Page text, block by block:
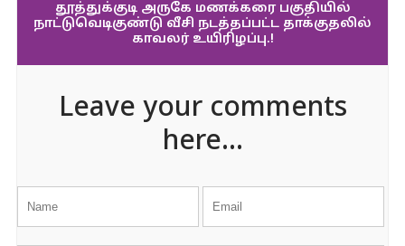
தூத்துக்குடி அருகே மணக்கரை பகுதியில்
நாட்டுவெடிகுண்டு வீசி நடத்தப்பட்ட தாக்குதலில்
காவலர் உயிரிழப்பு.!
Leave your comments
here...